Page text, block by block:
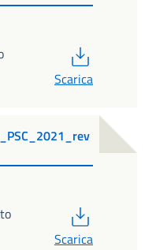
Scarica
Scarica